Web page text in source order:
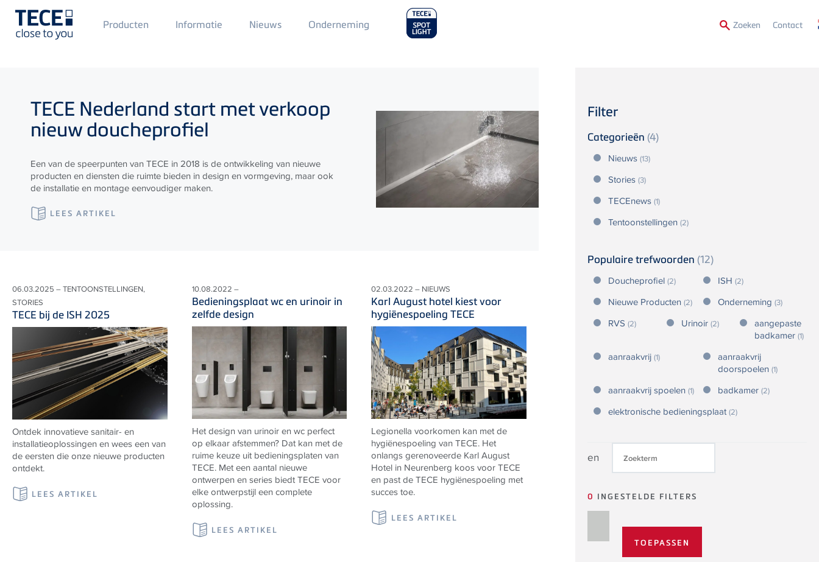
Main
Menü
Producten Informatie Nieuws Main
Menu
Onderneming Zoeken Contact
Filter
Categorieën (4)
Nieuws (13)
Stories (3)
TECEnews (1)
Tentoonstellingen (2)
Populaire trefwoorden (12)
Doucheprofiel (2) ISH (2)
Nieuwe Producten (2) Onderneming (3)
RVS (2) Urinoir (2)
aangepaste
badkamer (1)
aanraakvrij (1)
aanraakvrij
doorspoelen (1)
aanraakvrij spoelen (1) badkamer (2)
elektronische bedieningsplaat(2)
en
0 INGESTELDE FILTERS
TECE Nederland start met verkoop
nieuw doucheprofiel
Een van de speerpunten van TECE in 2018 is de ontwikkeling van nieuwe
producten en diensten die ruimte bieden in design en vormgeving, maar ook
de installatie en montage eenvoudiger maken.
LEES ARTIKEL
06.03.2025 – TENTOONSTELLINGEN,
STORIES
TECE bij de ISH 2025
Ontdek innovatieve sanitair- en
installatieoplossingen en wees een van
de eersten die onze nieuwe producten
ontdekt.
LEES ARTIKEL
10.08.2022 –
Bedieningsplaat wc en urinoir in
zelfde design
Het design van urinoir en wc perfect
op elkaar afstemmen? Dat kan met de
ruime keuze uit bedieningsplaten van
TECE. Met een aantal nieuwe
ontwerpen en series biedt TECE voor
elke ontwerpstijl een complete
oplossing.
LEES ARTIKEL
02.03.2022 – NIEUWS
Karl August hotel kiest voor
hygiënespoeling TECE
Legionella voorkomen kan met de
hygiënespoeling van TECE. Het
onlangs gerenoveerde Karl August
Hotel in Neurenberg koos voor TECE
en past de TECE hygiënespoeling met
succes toe.
LEES ARTIKEL